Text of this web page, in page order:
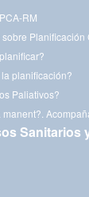
RM
planificación?
Paliativos?
Sanitarios